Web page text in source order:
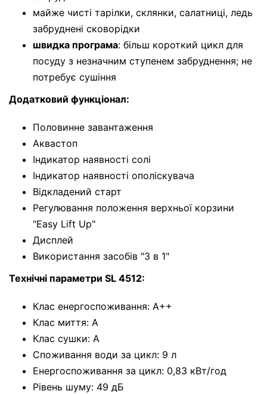
майже чисті тарілки, склянки, салатниці, ледь
забруднені сковорідки
швидка програма: більш короткий цикл для
посуду з незначним ступенем забруднення; не
потребує сушіння
Додатковий функціонал:
Половинне завантаження
Аквастоп
Індикатор наявності солі
Індикатор наявності ополіскувача
Відкладений старт
Регулювання положення верхньої корзини
"Easy Lift Up"
Дисплей
Використання засобів "3 в 1"
Технічні параметри SL 4512:
Клас енергоспоживання: A++
Клас миття: A
Клас сушки: A
Споживання води за цикл: 9 л
Енергоспоживання за цикл: 0,83 кВт/год
Рівень шуму: 49 дБ